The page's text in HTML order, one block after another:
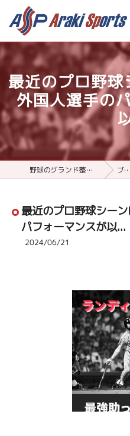
最近のプロ野
外国人選手の
野球のグランド整備用品ならアラキスポーツ ブログ
最近のプロ野球シー
パフォーマンスが以...
2024/06/21